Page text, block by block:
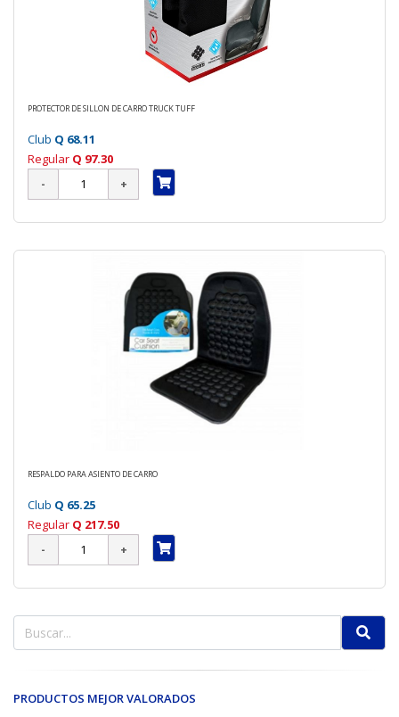
PROTECTOR DE SILLON DE CARRO TRUCK TUFF
Club Q 68.11
Regular Q 97.30
70 %
RESPALDO PARA ASIENTO DE CARRO
Club Q 65.25
Regular Q 217.50
PRODUCTOS MEJOR VALORADOS